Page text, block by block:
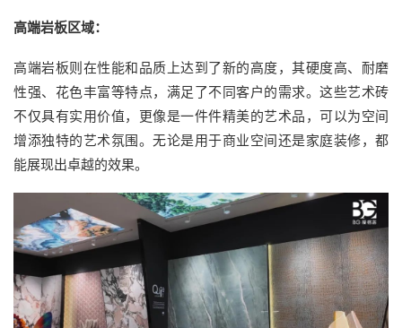
高端岩板区域：
高端岩板则在性能和品质上达到了新的高度，其硬度高、耐磨
性强、花色丰富等特点，满足了不同客户的需求。这些艺术砖
不仅具有实用价值，更像是一件件精美的艺术品，可以为空间
增添独特的艺术氛围。无论是用于商业空间还是家庭装修，都
能展现出卓越的效果。